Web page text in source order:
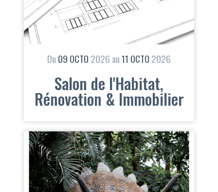
Du 09 OCTO 2026 au11 OCTO 2026
Salon de l'Habitat,
Rénovation & Immobilier